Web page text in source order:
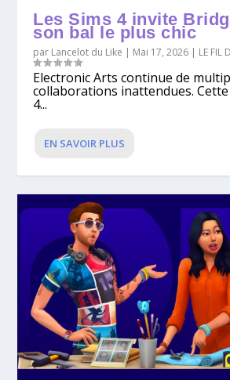
Les Sims 4 invite
son bal le plus chic
par Lancelot du Like | Mai 17, 2026 | LE FIL
Electronic Arts continue de
collaborations inattendues. Cette
4...
EN SAVOIR PLUS